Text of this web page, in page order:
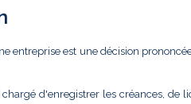
entreprise est une décision
d'enregistrer les créances, de